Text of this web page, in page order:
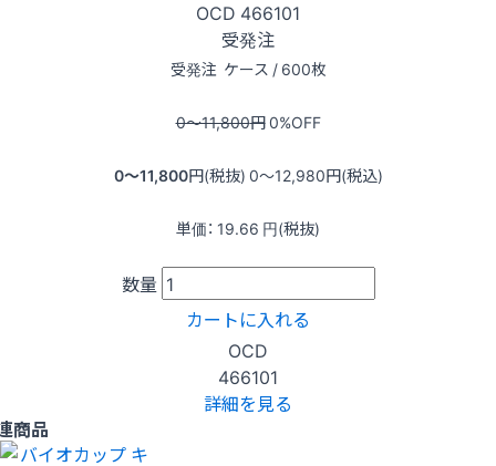
OCD 466101
受発注
受発注 ケース / 600枚
0〜11,800円0%OFF
0〜11,800円(税抜) 0〜12,980円(税込)
単価： 19.66 円(税抜)
数量
カートに入れる
OCD
466101
詳細を見る
商品